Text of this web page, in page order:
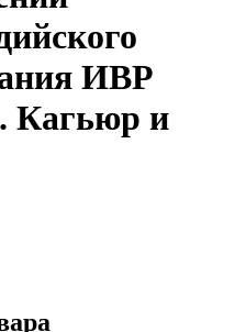
ИВР
Кагьюр и